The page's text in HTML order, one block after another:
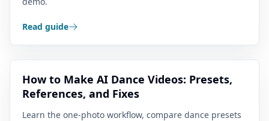
Read guide
How to Make AI Dance Videos: Presets,
References, and Fixes
Learn the one-photo workflow, compare dance presets